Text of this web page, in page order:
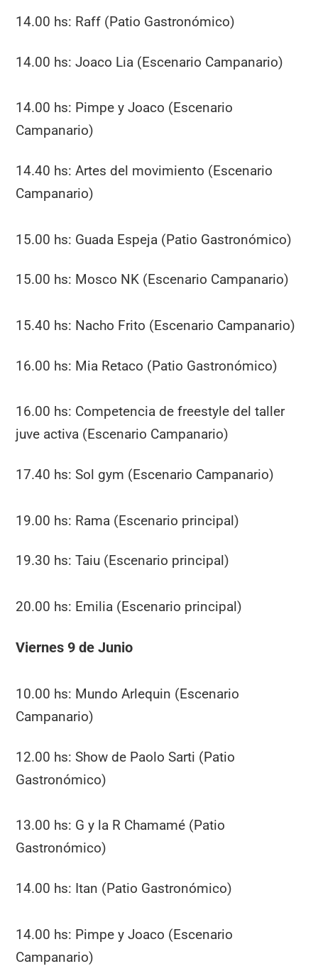
14.00 hs: Raff (Patio Gastronómico)
14.00 hs: Joaco Lia (Escenario Campanario)
14.00 hs: Pimpe y Joaco (Escenario
Campanario)
14.40 hs: Artes del movimiento (Escenario
Campanario)
15.00 hs: Guada Espeja (Patio Gastronómico)
15.00 hs: Mosco NK (Escenario Campanario)
15.40 hs: Nacho Frito (Escenario Campanario)
16.00 hs: Mia Retaco (Patio Gastronómico)
16.00 hs: Competencia de freestyle del taller
juve activa (Escenario Campanario)
17.40 hs: Sol gym (Escenario Campanario)
19.00 hs: Rama (Escenario principal)
19.30 hs: Taiu (Escenario principal)
20.00 hs: Emilia (Escenario principal)
Viernes 9 de Junio
10.00 hs: Mundo Arlequin (Escenario
Campanario)
12.00 hs: Show de Paolo Sarti (Patio
Gastronómico)
13.00 hs: G y la R Chamamé (Patio
Gastronómico)
14.00 hs: Itan (Patio Gastronómico)
14.00 hs: Pimpe y Joaco (Escenario
Campanario)